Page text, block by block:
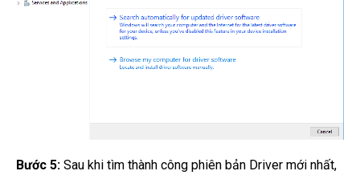
Bước 5: Sau khi tìm thành công phiên bản Driver mới nhất,